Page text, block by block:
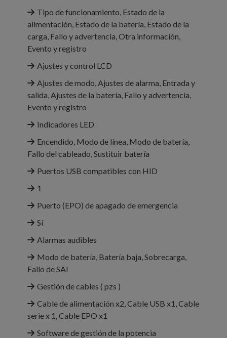
Tipo de funcionamiento, Estado de la
alimentación, Estado de la batería, Estado de la
carga, Fallo y advertencia, Otra información,
Evento y registro
Ajustes y control LCD
Ajustes de modo, Ajustes de alarma, Entrada y
salida, Ajustes de la batería, Fallo y advertencia,
Evento y registro
Indicadores LED
Encendido, Modo de línea, Modo de batería,
Fallo del cableado, Sustituir batería
Puertos USB compatibles con HID
1
Puerto (EPO) de apagado de emergencia
Sí
Alarmas audibles
Modo de batería, Batería baja, Sobrecarga,
Fallo de SAI
Gestión de cables ( pzs )
Cable de alimentación x2, Cable USB x1, Cable
serie x 1, Cable EPO x1
Software de gestión de la potencia